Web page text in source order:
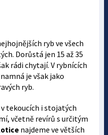
ryb ve všech
Dorůstá jen 15 až 35
rádi chytají. V rybnících
je však jako
ryb.
v tekoucích i stojatých
včetně revírů s určitým
najdeme ve větších